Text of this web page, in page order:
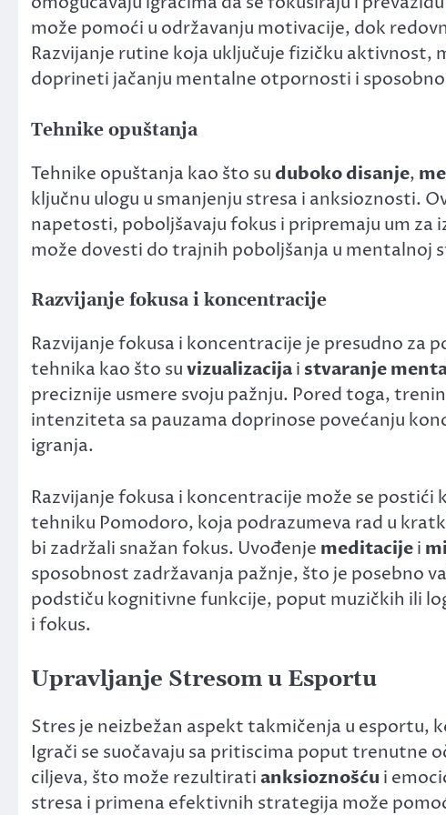
može pomoći u održavanju motivacije, dok
Razvijanje rutine koja uključuje fizičku aktivnost,
doprineti jačanju mentalne otpornosti i
Tehnike opuštanja
Tehnike opuštanja kao što suduboko disanje,
ključnu ulogu u smanjenju stresa i anksioznosti.
napetosti, poboljšavaju fokus i pripremaju um
može dovesti do trajnih poboljšanja u mentalnoj
Razvijanje fokusa i koncentracije
Razvijanje fokusa i koncentracije je presudno za
tehnika kao što suvizualizacijai stvaranje
preciznije usmere svoju pažnju. Pored toga,
intenziteta sa pauzama doprinose povećanju
igranja.
Razvijanje fokusa i koncentracije može se
tehniku Pomodoro, koja podrazumeva rad u
bi zadržali snažan fokus. Uvođenje meditacijei
sposobnost zadržavanja pažnje, što je posebno
podstiču kognitivne funkcije, poput muzičkih ili
i fokus.
Upravljanje Stresom u Esportu
Stres je neizbežan aspekt takmičenja u esportu,
Igrači se suočavaju sa pritiscima poput trenutne
ciljeva, što može rezultiratianksioznošću i
stresa i primena efektivnih strategija može